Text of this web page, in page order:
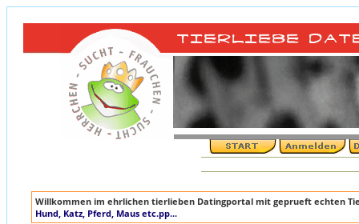
Willkommen im ehrlichen tierlieben Datingportal mit geprueft echten
Hund, Katz, Pferd, Maus etc.pp...